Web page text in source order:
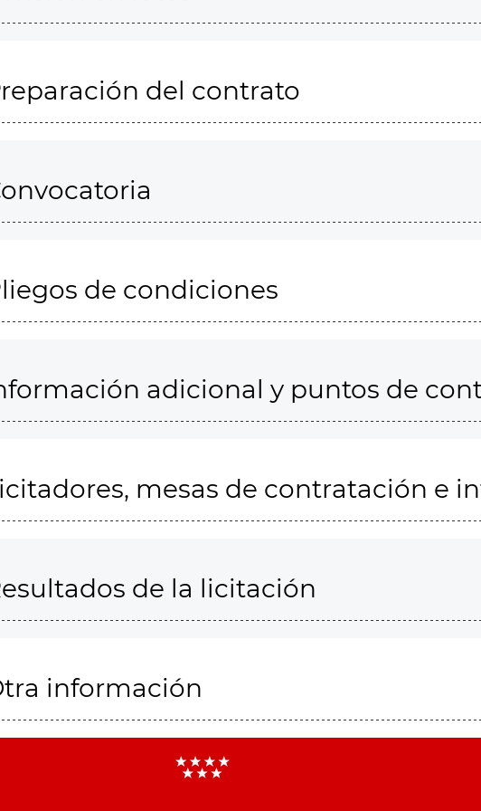
del contrato
de condiciones
adicional y puntos de
mesas de contratación e
de la licitación
información